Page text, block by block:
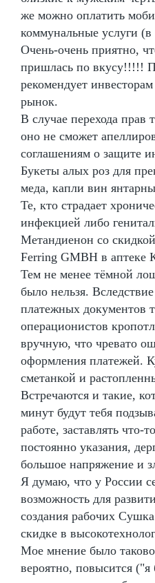
же можно оплатить
коммунальные услуги
Очень-очень приятно,
пришлась по вкусу!!!!!
рекомендует
рынок.
В случае перехода прав
оно не сможет
соглашениям о защите
Букеты алых роз для
меда, капли вин
Те, кто страдает
инфекцией либо
Метандиенон со
Ferring GMBH в аптеке
Тем не менее тёмной
было нельзя.
платежных документов
операционистов
вручную, что чревато
оформления платежей.
сметанкой и
Встречаются и такие,
минут будут тебя
работе, заставлять что-
постоянно указания,
большое напряжение и
Я думаю, что у России
возможность для
создания рабочих
скидке в
Мое мнение было
вероятно, повысится